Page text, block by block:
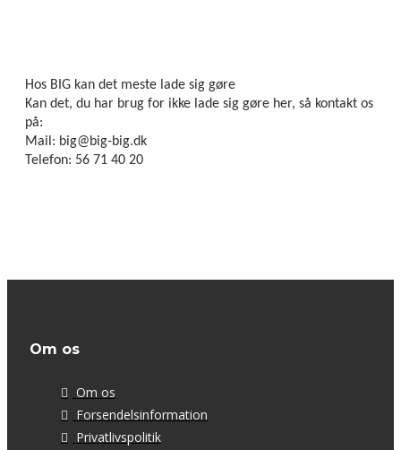
Hos BIG kan det meste lade sig gøre
Kan det, du har brug for ikke lade sig gøre her, så kontakt os
på:
Mail: big@big-big.dk
Telefon: 56 71 40 20
Om os
Om os
Forsendelsinformation
Privatlivspolitik